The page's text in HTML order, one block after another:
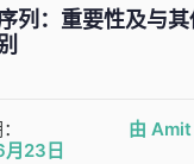
列：重要性及与
23日
由